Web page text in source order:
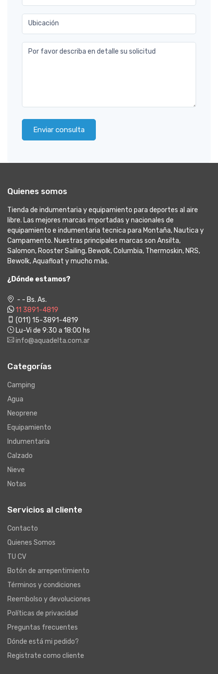
Ubicación
Por favor describa en detalle su solicitud
Enviar consulta
Quienes somos
Tienda de indumentaria y equipamiento para deportes al aire
libre. Las mejores marcas importadas y nacionales de
equipamiento e indumentaria tecnica para Montaña, Nautica y
Campamento. Nuestras principales marcas son Ansilta,
Salomon, Rooster Sailing, Bewolk, Columbia, Thermoskin, NRS,
Bewolk, Aquafloat y mucho màs.
¿Dónde estamos?
- - Bs. As.
11 3891-4819
(011) 15-3891-4819
Lu-Vi de 9:30 a 18:00 hs
info@aquadelta.com.ar
Categorías
Camping
Agua
Neoprene
Equipamiento
Indumentaria
Calzado
Nieve
Notas
Servicios al cliente
Contacto
Quienes Somos
TU CV
Botón de arrepentimiento
Términos y condiciones
Reembolso y devoluciones
Políticas de privacidad
Preguntas frecuentes
Dónde está mi pedido?
Registrate como cliente